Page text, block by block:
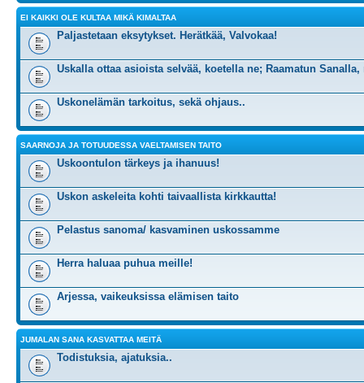
EI KAIKKI OLE KULTAA MIKÄ KIMALTAA
Paljastetaan eksytykset. Herätkää, Valvokaa!
Uskalla ottaa asioista selvää, koetella ne; Raamatun
Uskonelämän tarkoitus, sekä ohjaus..
SAARNOJA JA TOTUUDESSA VAELTAMISEN TAITO
Uskoontulon tärkeys ja ihanuus!
Uskon askeleita kohti taivaallista kirkkautta!
Pelastus sanoma/ kasvaminen uskossamme
Herra haluaa puhua meille!
Arjessa, vaikeuksissa elämisen taito
JUMALAN SANA KASVATTAA MEITÄ
Todistuksia, ajatuksia..